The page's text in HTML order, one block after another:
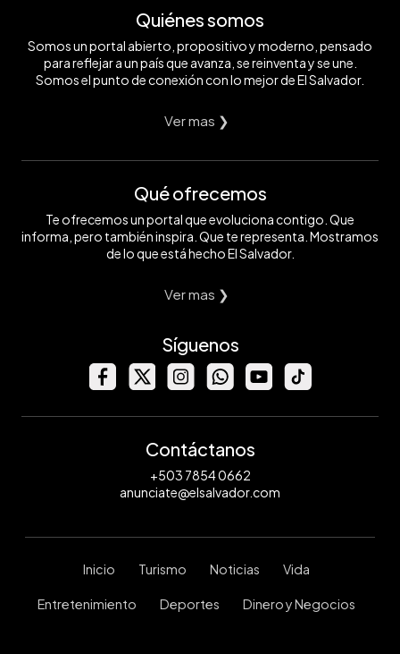
Quiénes somos
Somos un portal abierto, propositivo y moderno, pensado
para reflejar a un país que avanza, se reinventa y se une.
Somos el punto de conexión con lo mejor de El Salvador.
Ver mas ❯
Qué ofrecemos
Te ofrecemos un portal que evoluciona contigo. Que
informa, pero también inspira. Que te representa. Mostramos
de lo que está hecho El Salvador.
Ver mas ❯
Síguenos
Contáctanos
+503 7854 0662
anunciate@elsalvador.com
Inicio Turismo Noticias Vida
Entretenimiento Deportes Dinero y Negocios